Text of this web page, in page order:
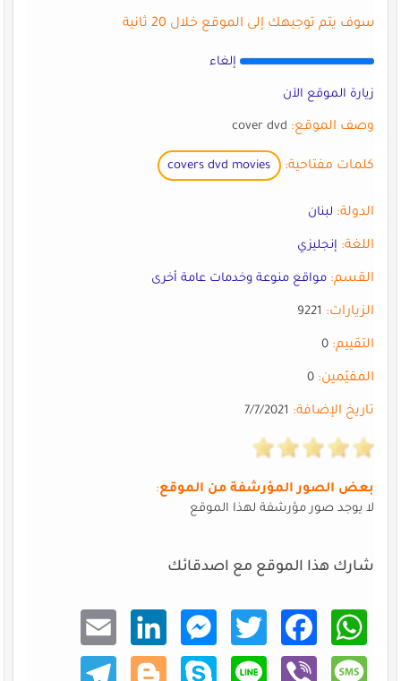
سوف يتم توجيهك إلى الموقع خلال 20 ثانية
إلغاء
زيارة الموقع الآن
وصف الموقع:cover dvd
كلمات مفتاحية: covers dvd movies
الدولة: لبنان
اللغة: إنجليزي
القسم: مواقع منوعة وخدمات عامة أخرى
الزيارات:9221
التقييم:0
المقيّمين:0
تاريخ الإضافة:7/7/2021
بعض الصور المؤرشفة من الموقع:
لا يوجد صور مؤرشفة لهذا الموقع
شارك هذا الموقع مع اصدقائك
What
sApp
Faceb
ook
Twitt
er
Mess
enger
Linke
dIn
Email
Mess
age
Viber
Line
Skype
Blogg
er
Teleg
ram